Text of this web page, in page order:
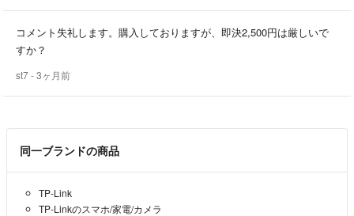
コメント失礼します。購入しておりますが、即決2,500円は厳しいで
すか？
st7- 3ヶ月前
同一ブランドの商品
TP-Link
TP-Linkのスマホ/家電/カメラ